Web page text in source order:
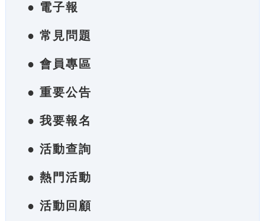
● 電子報
● 常見問題
● 會員專區
● 重要公告
● 我要報名
● 活動查詢
● 熱門活動
● 活動回顧